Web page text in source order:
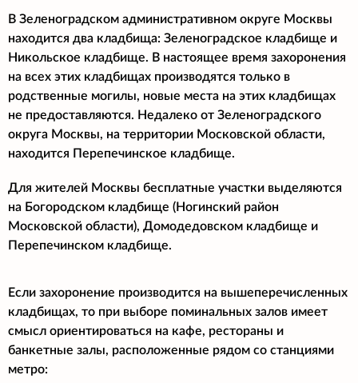
В Зеленоградском административном округе Москвы
находится два кладбища: Зеленоградское кладбище и
Никольское кладбище. В настоящее время захоронения
на всех этих кладбищах производятся только в
родственные могилы, новые места на этих кладбищах
не предоставляются. Недалеко от Зеленоградского
округа Москвы, на территории Московской области,
находится Перепечинское кладбище.
Для жителей Москвы бесплатные участки выделяются
на Богородском кладбище (Ногинский район
Московской области), Домодедовском кладбище и
Перепечинском кладбище.
Если захоронение производится на вышеперечисленных
кладбищах, то при выборе поминальных залов имеет
смысл ориентироваться на кафе, рестораны и
банкетные залы, расположенные рядом со станциями
метро: